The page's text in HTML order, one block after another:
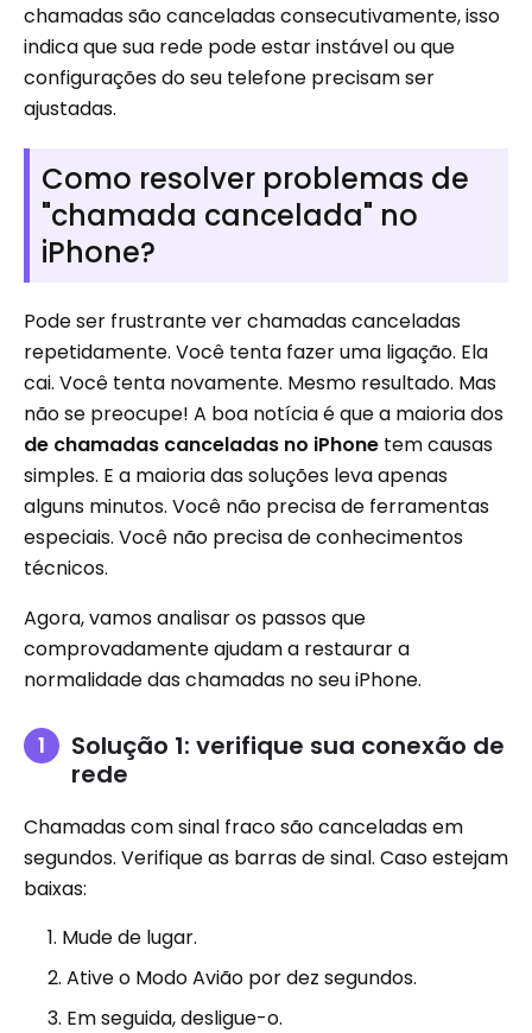
chamadas são canceladas consecutivamente, isso
indica que sua rede pode estar instável ou que
configurações do seu telefone precisam ser
ajustadas.
Como resolver problemas de
"chamada cancelada" no
iPhone?
Pode ser frustrante ver chamadas canceladas
repetidamente. Você tenta fazer uma ligação. Ela
cai. Você tenta novamente. Mesmo resultado. Mas
não se preocupe! A boa notícia é que a maioria dos
de chamadas canceladas no iPhone tem causas
simples. E a maioria das soluções leva apenas
alguns minutos. Você não precisa de ferramentas
especiais. Você não precisa de conhecimentos
técnicos.
Agora, vamos analisar os passos que
comprovadamente ajudam a restaurar a
normalidade das chamadas no seu iPhone.
Solução 1: verifique sua conexão de
rede
Chamadas com sinal fraco são canceladas em
segundos. Verifique as barras de sinal. Caso estejam
baixas:
Mude de lugar.
Ative o Modo Avião por dez segundos.
Em seguida, desligue-o.